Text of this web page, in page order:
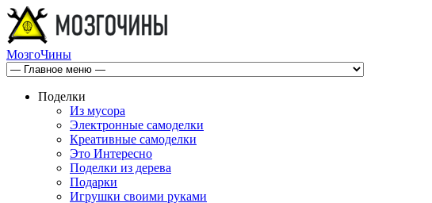
МозгоЧины
Поделки
Из мусора
Электронные самоделки
Креативные самоделки
Это Интересно
Поделки из дерева
Подарки
Игрушки своими руками